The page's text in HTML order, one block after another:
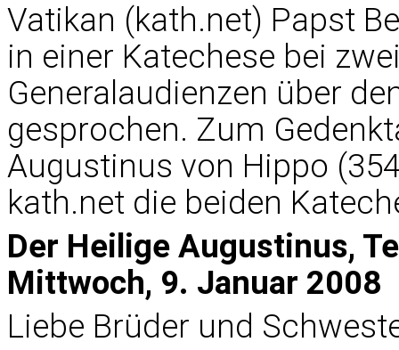
Vatikan (kath.net) Papst
in einer Katechese bei
Generalaudienzen über
gesprochen. Zum
Augustinus von Hippo
kath.net die beiden
Der Heilige Augustinus,
Mittwoch, 9. Januar 2008
Liebe Brüder und